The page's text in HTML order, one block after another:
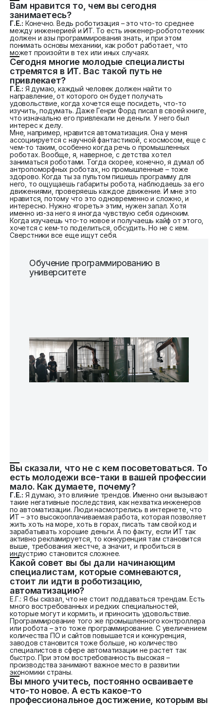
Вам нравится то, чем вы сегодня
занимаетесь?
Г.Е.: Конечно. Ведь роботизация – это что-то среднее
между инженерией и ИТ. То есть инженер-робототехник
должен и азы программирования знать, и при этом
понимать основы механики, как робот работает, что
может произойти в тех или иных случаях.
Сегодня многие молодые специалисты
стремятся в ИТ. Вас такой путь не
привлекает?
Г.Е.: Я думаю, каждый человек должен найти то
направление, от которого он будет получать
удовольствие, когда хочется еще посидеть, что-то
изучить, подумать. Даже Генри Форд писал в своей книге,
что изначально его привлекали не деньги. У него был
интерес к делу.
Мне, например, нравится автоматизация. Она у меня
ассоциируется с научной фантастикой, с космосом, еще с
чем-то таким, особенно когда речь о промышленных
роботах. Вообще, я, наверное, с детства хотел
заниматься роботами. Тогда скорее, конечно, я думал об
антропоморфных роботах, но промышленные – тоже
здорово. Когда ты за пультом пишешь программу для
него, то ощущаешь габариты робота, наблюдаешь за его
движениями, проверяешь каждое движение. И мне это
нравится, потому что это одновременно и сложно, и
интересно. Нужно «гореть» этим, нужен запал. Хотя
именно из-за него я иногда чувствую себя одиноким.
Когда изучаешь что-то новое и получаешь кайф от этого,
хочется с кем-то поделиться, обсудить. Но не с кем.
Сверстники все еще ищут себя.
Обучение программированию в
университете
Вы сказали, что не с кем посоветоваться. То
есть молодежи все-таки в вашей профессии
мало. Как думаете, почему?
Г.Е.: Я думаю, это влияние трендов. Именно они вызывают
такие негативные последствия, как нехватка инженеров
по автоматизации. Люди насмотрелись в интернете, что
ИТ – это высокооплачиваемая работа, которая позволяет
жить хоть на море, хоть в горах, писать там свой код и
зарабатывать хорошие деньги. А по факту, если ИТ так
активно рекламируется, то конкуренция там становится
выше, требования жестче, а значит, и пробиться в
индустрию становится сложнее.
Какой совет вы бы дали начинающим
специалистам, которые сомневаются,
стоит ли идти в роботизацию,
автоматизацию?
Е.Г.: Я бы сказал, что не стоит поддаваться трендам. Есть
много востребованных и редких специальностей,
которые могут и кормить, и приносить удовольствие.
Программирование того же промышленного контроллера
или робота – это тоже программирование. C увеличением
количества ПО и сайтов повышается и конкуренция,
заводов становится тоже больше, но количество
специалистов в сфере автоматизации не растет так
быстро. При этом востребованность высокая –
производства занимают важное место в развитии
экономики страны.
Вы много учитесь, постоянно осваиваете
что-то новое. А есть какое-то
профессиональное достижение, которым вы